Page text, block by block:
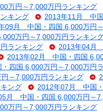
万円～7,000万円ランキング
キング
2013年11月 中国
09月 中国・四国 6,000万円
万円～7,000万円ランキン
ランキング
2013年04月
2013年02月 中国・四国
四国 6,000万円～7,000万円
～7,000万円ランキング
ング
2012年07月 中国
月 中国・四国 6,000万円～
万円～7,000万円ランキング